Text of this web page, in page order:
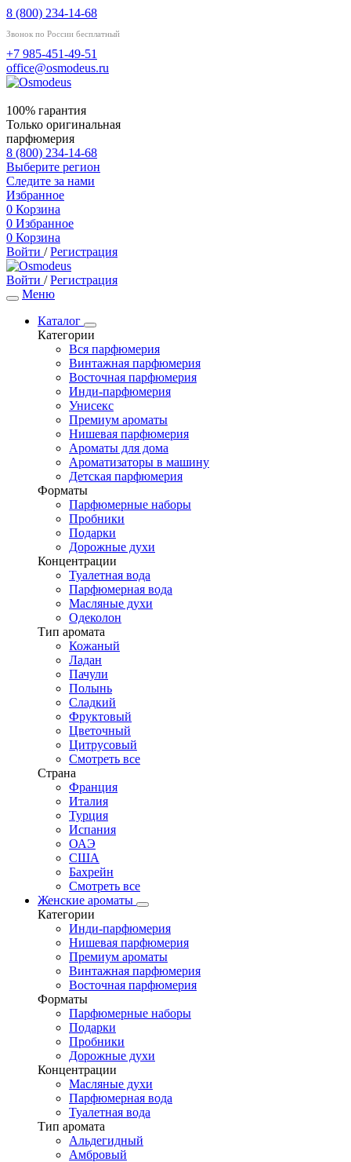
8 (800) 234-14-68
Звонок по России бесплатный
+7 985-451-49-51
office@osmodeus.ru
100% гарантия
Только оригинальная
парфюмерия
8 (800) 234-14-68
Выберите регион
Следите за нами
Избранное
0 Корзина
0 Избранное
0 Корзина
Войти / Регистрация
Войти / Регистрация
Меню
Каталог
Категории
Вся парфюмерия
Винтажная парфюмерия
Восточная парфюмерия
Инди-парфюмерия
Унисекс
Премиум ароматы
Нишевая парфюмерия
Ароматы для дома
Ароматизаторы в машину
Детская парфюмерия
Форматы
Парфюмерные наборы
Пробники
Подарки
Дорожные духи
Концентрации
Туалетная вода
Парфюмерная вода
Масляные духи
Одеколон
Тип аромата
Кожаный
Ладан
Пачули
Полынь
Сладкий
Фруктовый
Цветочный
Цитрусовый
Смотреть все
Страна
Франция
Италия
Турция
Испания
ОАЭ
США
Бахрейн
Смотреть все
Женские ароматы
Категории
Инди-парфюмерия
Нишевая парфюмерия
Премиум ароматы
Винтажная парфюмерия
Восточная парфюмерия
Форматы
Парфюмерные наборы
Подарки
Пробники
Дорожные духи
Концентрации
Масляные духи
Парфюмерная вода
Туалетная вода
Тип аромата
Альдегидный
Амбровый